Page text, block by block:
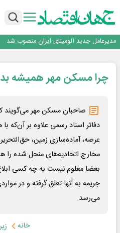
بازگشت فرش ماشینی به اصفهان پس از
مدیرعامل جدید آلومینای ایران منصوب شد
رونمایی فولاد غدیر نی ریز از سامانه ی «
بازگشت فرش ماشینی به اصفهان پس از
نمایشگاهی برگزار می‌شود
عرضه اولیه احیا استیل فولاد بافت
چرا مسکن مهر همیشه
صاحبان مسکن مهر می‌گویند
دفاتر اسناد رسمی علاوه بر آن‌که
عرصه، آماده‌سازی زمین،
مخارج اتحادیه‌های منحل شده را
بعضا معلوم نیست به چه کسی
می‌رسد.
خانه